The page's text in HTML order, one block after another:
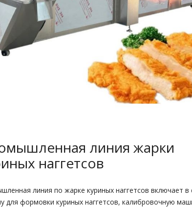
линия жарки
наггетсов
линия по жарке куриных наггетсов включает в
для формовки куриных наггетсов, калибровочную